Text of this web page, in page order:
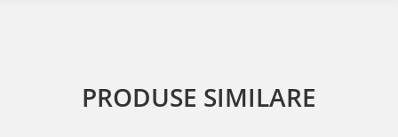
PRODUSE SIMILARE